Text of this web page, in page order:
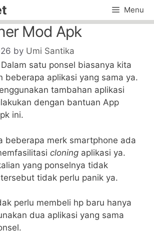
Menu
Mod Apk
by Umi Santika
Dalam satu ponsel biasanya kita
beberapa aplikasi yang sama ya.
tambahan aplikasi
dengan bantuan App
ini.
beberapa merk smartphone ada
cloning aplikasi ya.
yang ponselnya tidak
tidak perlu panik ya.
perlu membeli hp baru hanya
dua aplikasi yang sama